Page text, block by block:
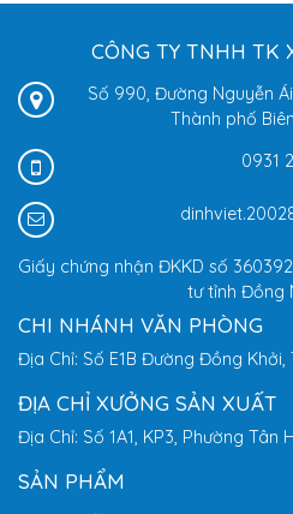
CÔNG TY TNHH TK
Số 990, Đường Nguyễn
Thành phố
0931
Giấy chứng nhận ĐKKD số
tư tỉnh Đồng
CHI NHÁNH VĂN PHÒNG
Địa Chỉ: Số E1B Đường Đồng Khởi,
ĐỊA CHỈ XƯỞNG SẢN XUẤT
Địa Chỉ: Số 1A1, KP3, Phường Tân
SẢN PHẨM